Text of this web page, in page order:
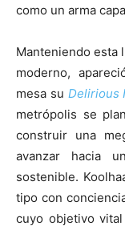
como un arma
Manteniendo esta
moderno,
mesa su Delirious
metrópolis se
construir una
avanzar hacia
sostenible.
tipo con
cuyo objetivo